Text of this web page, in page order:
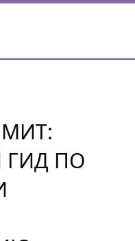
ГИД ПО